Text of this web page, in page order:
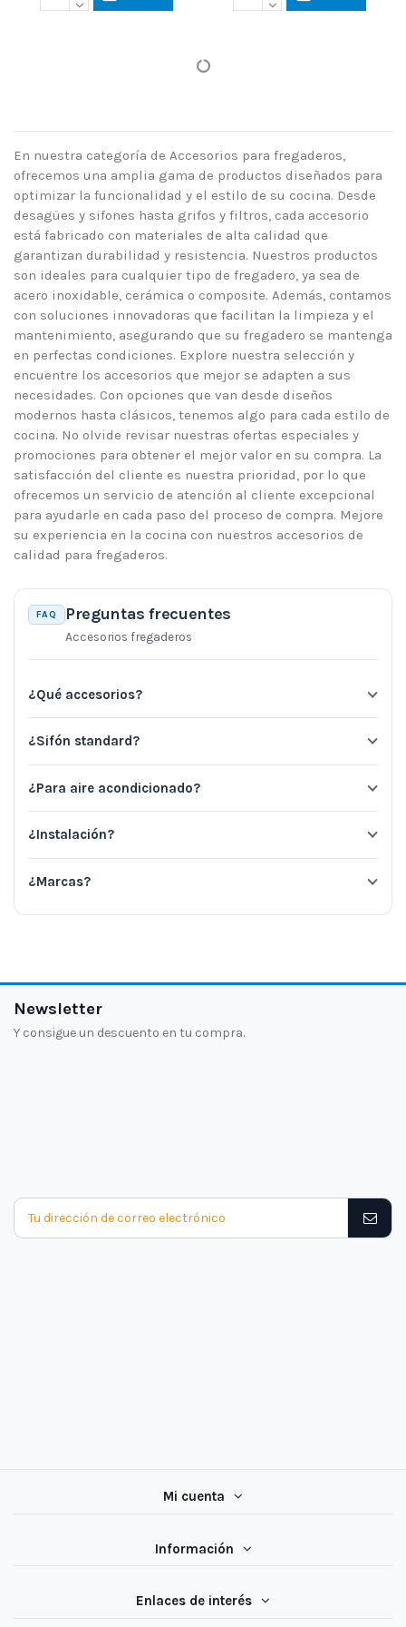
En nuestra categoría de Accesorios para fregaderos,
ofrecemos una amplia gama de productos diseñados para
optimizar la funcionalidad y el estilo de su cocina. Desde
desagües y sifones hasta grifos y filtros, cada accesorio
está fabricado con materiales de alta calidad que
garantizan durabilidad y resistencia. Nuestros productos
son ideales para cualquier tipo de fregadero, ya sea de
acero inoxidable, cerámica o composite. Además, contamos
con soluciones innovadoras que facilitan la limpieza y el
mantenimiento, asegurando que su fregadero se mantenga
en perfectas condiciones. Explore nuestra selección y
encuentre los accesorios que mejor se adapten a sus
necesidades. Con opciones que van desde diseños
modernos hasta clásicos, tenemos algo para cada estilo de
cocina. No olvide revisar nuestras ofertas especiales y
promociones para obtener el mejor valor en su compra. La
satisfacción del cliente es nuestra prioridad, por lo que
ofrecemos un servicio de atención al cliente excepcional
para ayudarle en cada paso del proceso de compra. Mejore
su experiencia en la cocina con nuestros accesorios de
calidad para fregaderos.
FAQ Preguntas frecuentes
Accesorios fregaderos
¿Qué accesorios?
¿Sifón standard?
¿Para aire acondicionado?
¿Instalación?
¿Marcas?
Newsletter
Y consigue un descuento en tu compra.
Mi cuenta
Información
Enlaces de interés